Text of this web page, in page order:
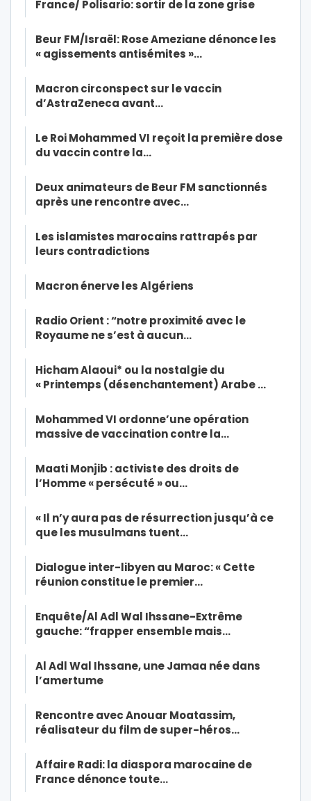
France/ Polisario: sortir de la zone grise
Beur FM/Israël: Rose Ameziane dénonce les
« agissements antisémites »…
Macron circonspect sur le vaccin
d’AstraZeneca avant…
Le Roi Mohammed VI reçoit la première dose
du vaccin contre la…
Deux animateurs de Beur FM sanctionnés
après une rencontre avec…
Les islamistes marocains rattrapés par
leurs contradictions
Macron énerve les Algériens
Radio Orient : “notre proximité avec le
Royaume ne s’est à aucun…
Hicham Alaoui* ou la nostalgie du
« Printemps (désenchantement) Arabe …
Mohammed VI ordonne’une opération
massive de vaccination contre la…
Maati Monjib : activiste des droits de
l’Homme « persécuté » ou…
« Il n’y aura pas de résurrection jusqu’à ce
que les musulmans tuent…
Dialogue inter-libyen au Maroc: « Cette
réunion constitue le premier…
Enquête/Al Adl Wal Ihssane-Extrême
gauche: “frapper ensemble mais…
Al Adl Wal Ihssane, une Jamaa née dans
l’amertume
Rencontre avec Anouar Moatassim,
réalisateur du film de super-héros…
Affaire Radi: la diaspora marocaine de
France dénonce toute…